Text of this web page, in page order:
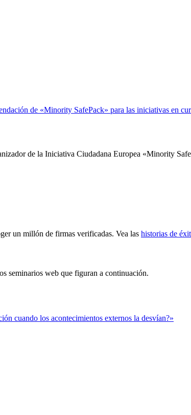
de «Minority SafePack» para las iniciativas en
de la Iniciativa Ciudadana Europea «Minority
un millón de firmas verificadas. Vea las historias de
seminarios web que figuran a continuación.
cuando los acontecimientos externos la desvían?»